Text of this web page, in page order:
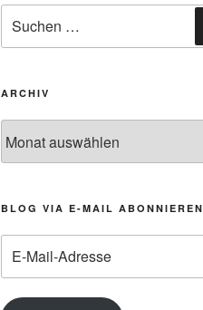
nach:
ARCHIV
BLOG VIA E-MAIL ABONNIEREN
Mail-
Adresse